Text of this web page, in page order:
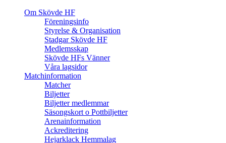
Om Skövde HF
Föreningsinfo
Styrelse & Organisation
Stadgar Skövde HF
Medlemsskap
Skövde HFs Vänner
Våra lagsidor
Matchinformation
Matcher
Biljetter
Biljetter medlemmar
Säsongskort o Pottbiljetter
Arenainformation
Ackreditering
Hejarklack Hemmalag